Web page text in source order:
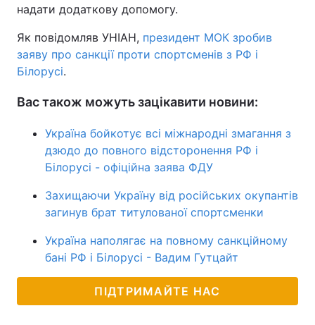
надати додаткову допомогу.
Як повідомляв УНІАН, президент МОК зробив
заяву про санкції проти спортсменів з РФ і
Білорусі.
Вас також можуть зацікавити новини:
Україна бойкотує всі міжнародні змагання з
дзюдо до повного відсторонення РФ і
Білорусі - офіційна заява ФДУ
Захищаючи Україну від російських окупантів
загинув брат титулованої спортсменки
Україна наполягає на повному санкційному
бані РФ і Білорусі - Вадим Гутцайт
ПІДТРИМАЙТЕ НАС